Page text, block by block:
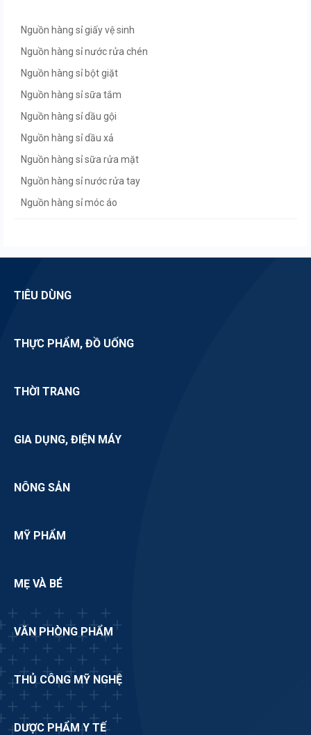
Nguồn hàng sỉ giấy vệ sinh
Nguồn hàng sỉ nước rửa chén
Nguồn hàng sỉ bột giặt
Nguồn hàng sỉ sữa tắm
Nguồn hàng sỉ dầu gội
Nguồn hàng sỉ dầu xả
Nguồn hàng sỉ sữa rửa mặt
Nguồn hàng sỉ nước rửa tay
Nguồn hàng sỉ móc áo
Nguồn hàng sỉ siêu thị mini
TIÊU DÙNG
THỰC PHẨM, ĐỒ UỐNG
THỜI TRANG
GIA DỤNG, ĐIỆN MÁY
NÔNG SẢN
MỸ PHẨM
MẸ VÀ BÉ
VĂN PHÒNG PHẨM
THỦ CÔNG MỸ NGHỆ
DƯỢC PHẨM Y TẾ